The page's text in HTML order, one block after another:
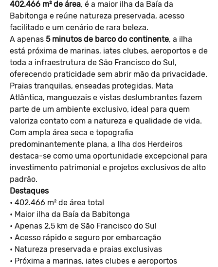
402.466 m² de área, é a maior ilha da Baía da
Babitonga e reúne natureza preservada, acesso
facilitado e um cenário de rara beleza.
A apenas 5 minutos de barco do continente, a ilha
está próxima de marinas, iates clubes, aeroportos e de
toda a infraestrutura de São Francisco do Sul,
oferecendo praticidade sem abrir mão da privacidade.
Praias tranquilas, enseadas protegidas, Mata
Atlântica, manguezais e vistas deslumbrantes fazem
parte de um ambiente exclusivo, ideal para quem
valoriza contato com a natureza e qualidade de vida.
Com ampla área seca e topografia
predominantemente plana, a Ilha dos Herdeiros
destaca-se como uma oportunidade excepcional para
investimento patrimonial e projetos exclusivos de alto
padrão.
Destaques
• 402.466 m² de área total
• Maior ilha da Baía da Babitonga
• Apenas 2,5 km de São Francisco do Sul
• Acesso rápido e seguro por embarcação
• Natureza preservada e praias exclusivas
• Próxima a marinas, iates clubes e aeroportos